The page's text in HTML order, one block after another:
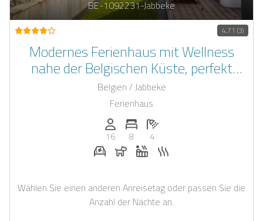
BE-1092231-Jabbeke
4,71 (3)
Modernes Ferienhaus mit Wellness
nahe der Belgischen Küste, perfekt
geeignet für Ihren Urlaub mit Hund
Belgien / Jabbeke
Ferienhaus
Anzahl der Personen: 16
16
Anzahl der Schlafzimmer: 8
8
Anzahl der Badezimmer: 4
4
E-Auto Ladestation auf Anfrage
Hunde erlaubt
Whirlpool
Wählen Sie einen anderen Anreisetag oder passen Sie die
Anzahl der Nächte an.